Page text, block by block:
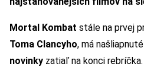
Mortal Kombat stále na prvej
Toma Clancyho, má
novinky zatiaľ na konci rebríčka.